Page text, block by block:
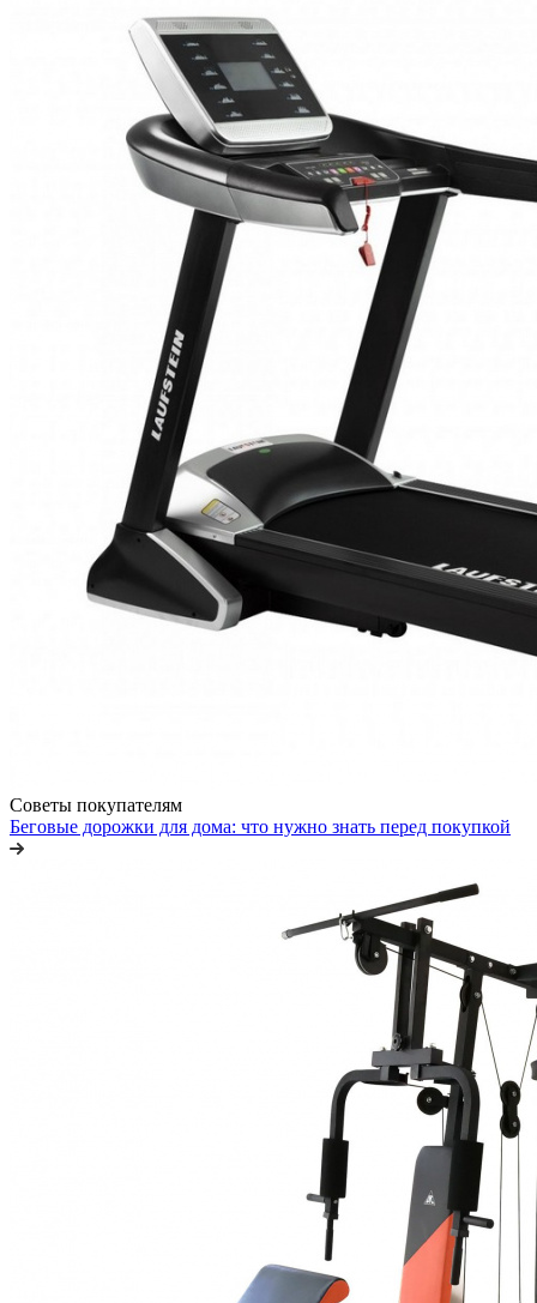
Советы покупателям
Беговые дорожки для дома: что нужно знать перед покупкой